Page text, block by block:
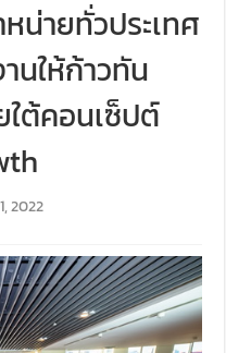
น่ายทั่วประเทศ
นให้ก้าวทัน
ต้คอนเซ็ปต์
2022